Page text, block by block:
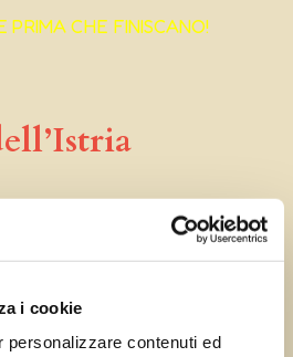
i cookie
personalizzare contenuti ed
PRIMA CHE FINISCANO!